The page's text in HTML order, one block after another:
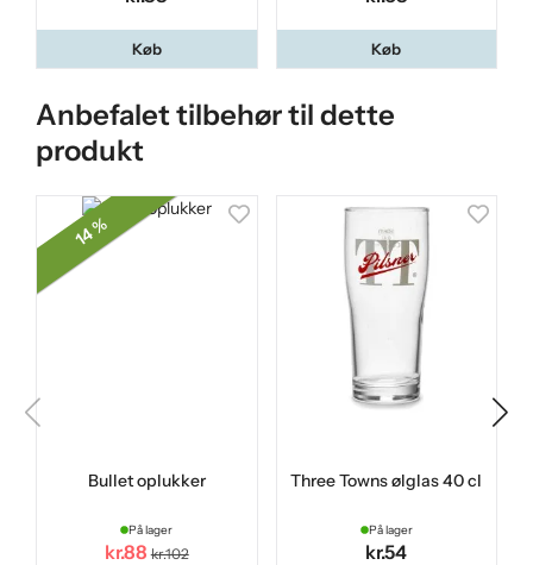
Køb Køb
Anbefalet tilbehør til dette
produkt
14 %
Bullet oplukker
På lager
kr.88 kr.102
Three Towns ølglas 40 cl
På lager
kr.54